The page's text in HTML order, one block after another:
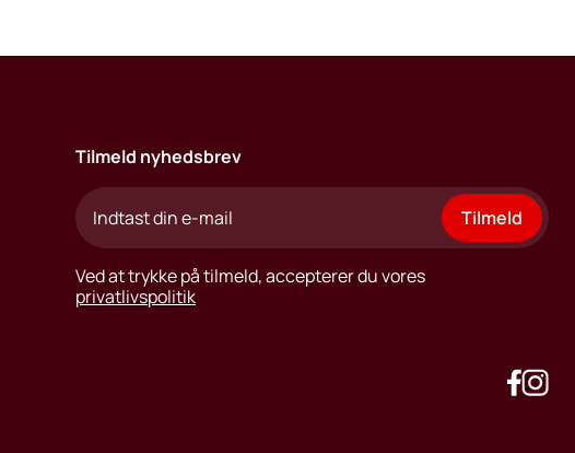
Tilmeld nyhedsbrev
Tilmeld
Ved at trykke på tilmeld, accepterer du vores
privatlivspolitik